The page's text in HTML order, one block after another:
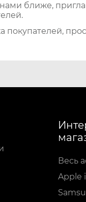
нами ближе,
Весь
Apple